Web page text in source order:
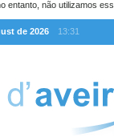
entanto, não utilizamos
de 2026
13:31